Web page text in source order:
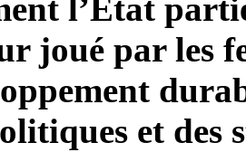
l’État
joué par les
et des